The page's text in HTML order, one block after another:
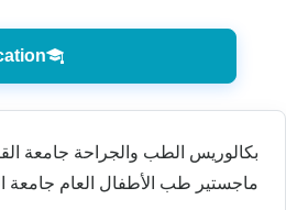
بكالوريس الطب والجراحة جامعة
ماجستير طب الأطفال العام جامعة